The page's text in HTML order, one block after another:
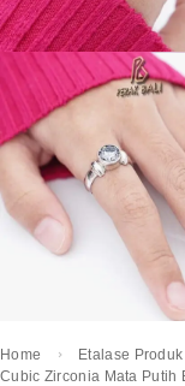
Home Etalase Produk
Cubic Zirconia Mata Putih